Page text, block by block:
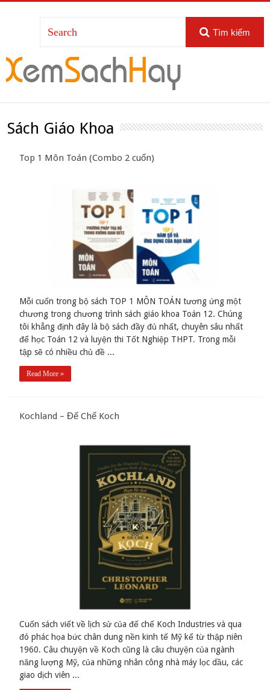
Tìm kiếm
Sách Giáo Khoa
Top 1 Môn Toán (Combo 2 cuốn)
Mỗi cuốn trong bộ sách TOP 1 MÔN TOÁN tương ứng một
chương trong chương trình sách giáo khoa Toán 12. Chúng
tôi khẳng định đây là bộ sách đầy đủ nhất, chuyên sâu nhất
để học Toán 12 và luyện thi Tốt Nghiệp THPT. Trong mỗi
tập sẽ có nhiều chủ đề ...
Read More »
Kochland – Đế Chế Koch
Cuốn sách viết về lịch sử của đế chế Koch Industries và qua
đó phác họa bức chân dung nền kinh tế Mỹ kể từ thập niên
1960. Câu chuyện về Koch cũng là câu chuyện của ngành
năng lượng Mỹ, của những nhân công nhà máy lọc dầu, các
giao dịch viên ...